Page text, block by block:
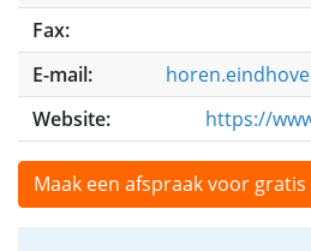
Fax:
E-mail:
Website:
https://
Maak een afspraak voor gratis